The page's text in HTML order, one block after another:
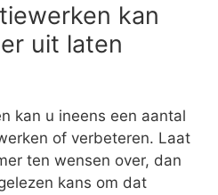
kan
uit laten
kan u ineens een aantal
of verbeteren. Laat
ten wensen over, dan
kans om dat